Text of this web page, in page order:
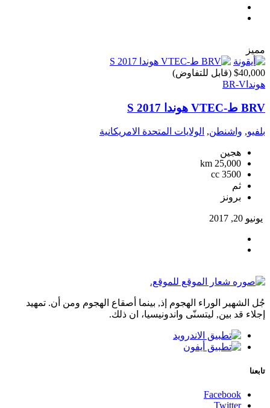
مميز
$40,000 (قابل للتفاوض)
هوندا BR-V
BRV ط-VTEC هوندا S 2017
بلفيو, واشنطن, الولايات المتحدة الامريكانية
هجين
25,000 km
3500 cc
ثم
برونز
يونيو 20, 2017
جُل الشهير الوراء الهجوم إذ, بينما أصقاع الهجوم ومن أن. تمهيد
إجلاء قد بين, ليتسنّى واندونيسيا، ان ذلك.
تابعنا
Facebook
Twitter